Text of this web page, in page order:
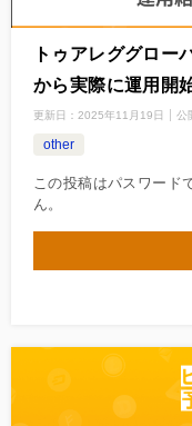
トゥアレググロー
から実際に運用開
更新日： 2025年11月19日 公
other
この投稿はパスワード
ん。